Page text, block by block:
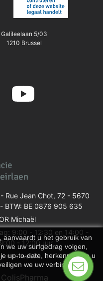
aanvaardt u het gebruik van
we uw surfgedrag volgen,
up-to-date, herkennen we u
we uw verbinding.
Galileelaan 5/03
1210 Brussel
Rue Jean Chot, 72 - 5670
BTW: BE 0876 905 635
Michaël
9:00 - 12:30 en 14:00 -
- 12:00 uur
van wacht